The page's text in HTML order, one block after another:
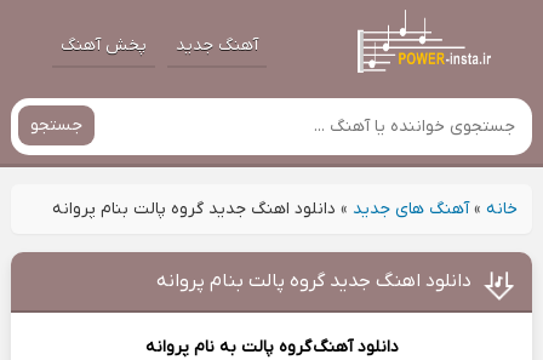
آهنگ جدید پخش آهنگ
جستجو
خانه»آهنگ های جدید » دانلود اهنگ جدید گروه پالت بنام پروانه
دانلود اهنگ جدید گروه پالت بنام پروانه
دانلود آهنگگروه پالت به نام پروانه